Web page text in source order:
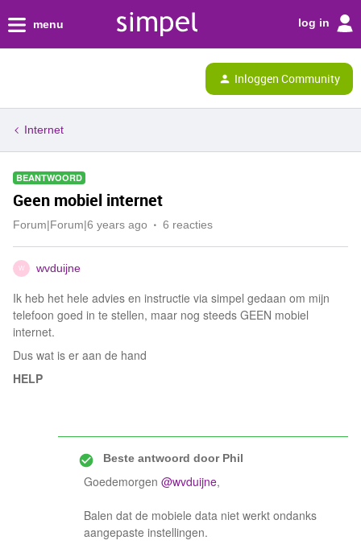
menu log in
Inloggen Community
Internet
BEANTWOORD
Geen mobiel internet
Forum|Forum|6 years ago 6 reacties
W wvduijne
Ik heb het hele advies en instructie via simpel gedaan om mijn
telefoon goed in te stellen, maar nog steeds GEEN mobiel
internet.
Dus wat is er aan de hand
HELP
Beste antwoord doorPhil
Goedemorgen @wvduijne,
Balen dat de mobiele data niet werkt ondanks
aangepaste instellingen.